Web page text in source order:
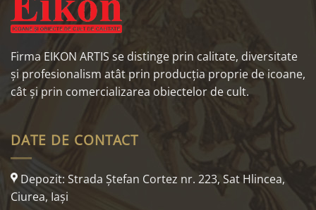
Firma EIKON ARTIS se distinge prin calitate, diversitate
și profesionalism atât prin producția proprie de icoane,
cât și prin comercializarea obiectelor de cult.
DATE DE CONTACT
Depozit: Strada Ştefan Cortez nr. 223, Sat Hlincea,
Ciurea, Iaşi